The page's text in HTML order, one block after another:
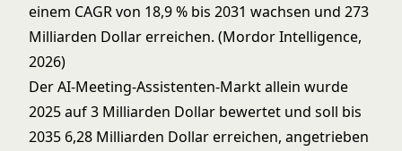
einem CAGR von 18,9 % bis 2031 wachsen und 273
Milliarden Dollar erreichen. (Mordor Intelligence,
2026)
Der AI-Meeting-Assistenten-Markt allein wurde
2025 auf 3 Milliarden Dollar bewertet und soll bis
2035 6,28 Milliarden Dollar erreichen, angetrieben